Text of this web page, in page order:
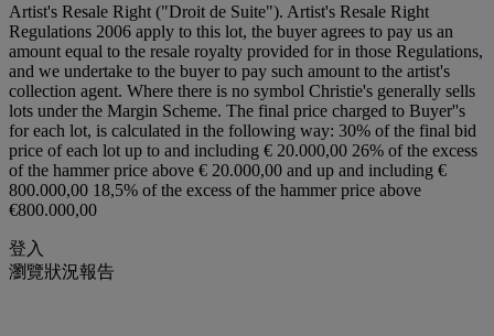
Artist's Resale Right ("Droit de Suite"). Artist's Resale Right
Regulations 2006 apply to this lot, the buyer agrees to pay us an
amount equal to the resale royalty provided for in those Regulations,
and we undertake to the buyer to pay such amount to the artist's
collection agent. Where there is no symbol Christie's generally sells
lots under the Margin Scheme. The final price charged to Buyer''s
for each lot, is calculated in the following way: 30% of the final bid
price of each lot up to and including € 20.000,00 26% of the excess
of the hammer price above € 20.000,00 and up and including €
800.000,00 18,5% of the excess of the hammer price above
€800.000,00
登入
瀏覽狀況報告